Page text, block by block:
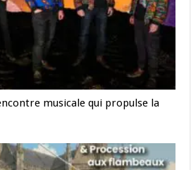
musicale qui propulse la